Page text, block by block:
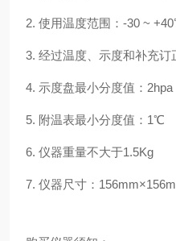
2. 使用温度范围： -30 ~
3. 经过温度、示度和补充
4. 示度盘最小分度值： 2hpa
5. 附温表最小分度值： 1℃
6. 仪器重量不大于1.5Kg
7. 仪器尺寸：